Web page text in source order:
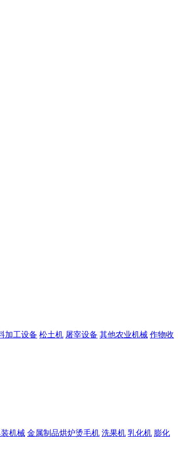
加工设备 松土机 屠宰设备 其他农业机械 作物收
机械 金属制品烘炉烫毛机 洗果机 乳化机 膨化